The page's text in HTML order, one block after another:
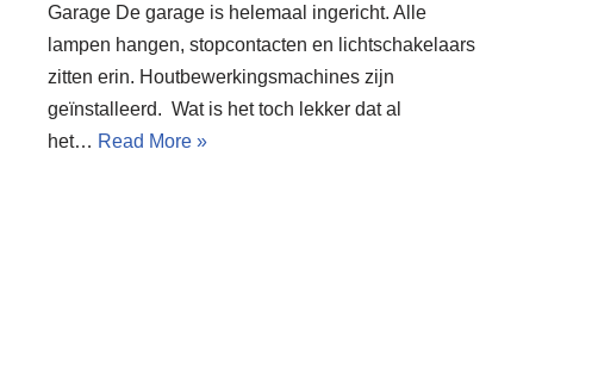
Garage De garage is helemaal ingericht. Alle
lampen hangen, stopcontacten en lichtschakelaars
zitten erin. Houtbewerkingsmachines zijn
geïnstalleerd. Wat is het toch lekker dat al
het… Read More »